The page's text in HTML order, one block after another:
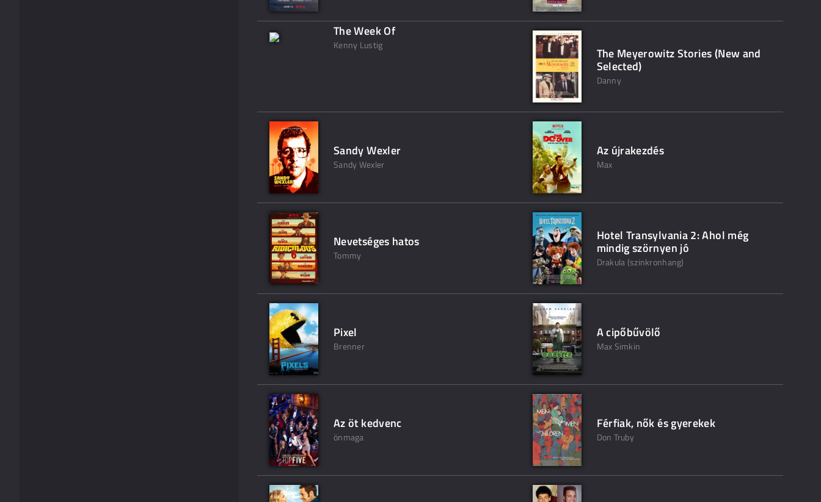
The Week Of
Kenny Lustig
The Meyerowitz Stories (New and
Selected)
Danny
Sandy Wexler
Sandy Wexler
Az újrakezdés
Max
Nevetséges hatos
Tommy
Hotel Transylvania 2: Ahol még
mindig szörnyen jó
Drakula (szinkronhang)
Pixel
Brenner
A cipőbűvölő
Max Simkin
Az öt kedvenc
önmaga
Férfiak, nők és gyerekek
Don Truby